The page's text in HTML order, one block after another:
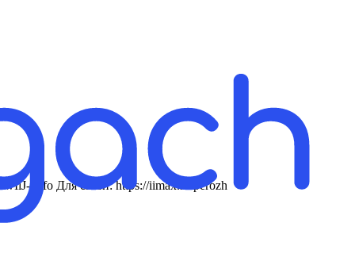
4ufo Для связи: https://iimax.ru/perozh